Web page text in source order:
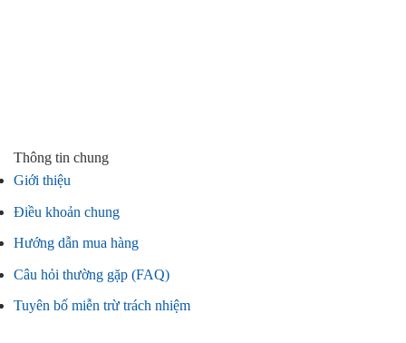
Thông tin chung
Giới thiệu
Điều khoản chung
Hướng dẫn mua hàng
Câu hỏi thường gặp (FAQ)
Tuyên bố miễn trừ trách nhiệm